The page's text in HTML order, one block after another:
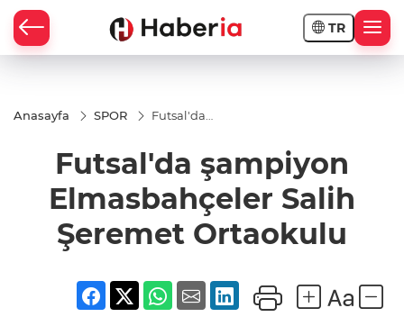
TR
Anasayfa SPOR
Futsal'da
Salih Şeremet
Ortaokulu
Futsal'da şampiyon
Elmasbahçeler Salih
Şeremet Ortaokulu